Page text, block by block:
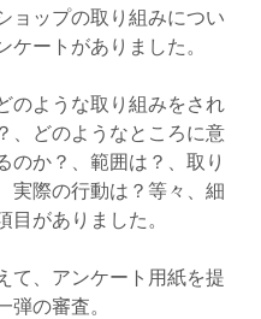
ョップの取り組みについ
ケートがありました。
のような取り組みをされ
、どのようなところに意
のか？、範囲は？、取り
実際の行動は？等々、細
目がありました。
て、アンケート用紙を提
弾の審査。